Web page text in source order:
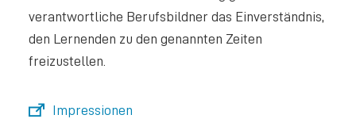
verantwortliche Berufsbildner das Einverständnis,
den Lernenden zu den genannten Zeiten
freizustellen.
Impressionen